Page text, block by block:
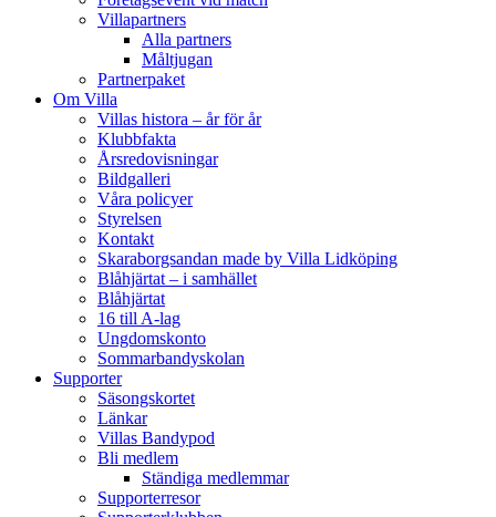
Villapartners
Alla partners
Måltjugan
Partnerpaket
Om Villa
Villas histora – år för år
Klubbfakta
Årsredovisningar
Bildgalleri
Våra policyer
Styrelsen
Kontakt
Skaraborgsandan made by Villa Lidköping
Blåhjärtat – i samhället
Blåhjärtat
16 till A-lag
Ungdomskonto
Sommarbandyskolan
Supporter
Säsongskortet
Länkar
Villas Bandypod
Bli medlem
Ständiga medlemmar
Supporterresor